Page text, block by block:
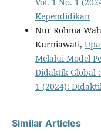
Kependidikan
Nur Rohma
Kurniawati,
Melalui Model
Didaktik Global
1 (2024):
Similar Articles